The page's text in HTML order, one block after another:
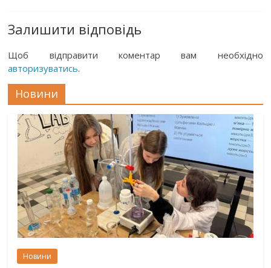
Залишити відповідь
Щоб відправити коментар вам необхідно
авторизуватись.
Новини
Новини